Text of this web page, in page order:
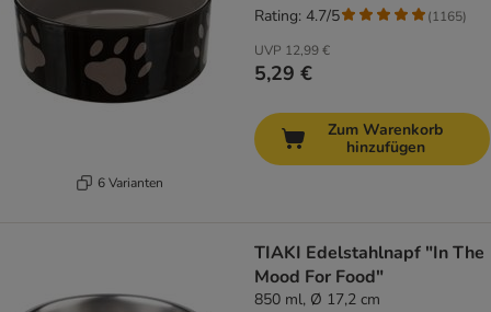
6 Varianten
UVP 12,99 €
5,29 €
Rating: 4.7/5 (1165)
Zum Warenkorb
hinzufügen
TIAKI Edelstahlnapf "In The
Mood For Food"
850 ml, Ø 17,2 cm